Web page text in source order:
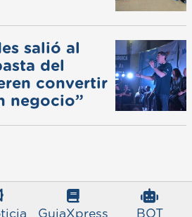
GuiaXpress BOT
salió al
del
convertir
negocio”